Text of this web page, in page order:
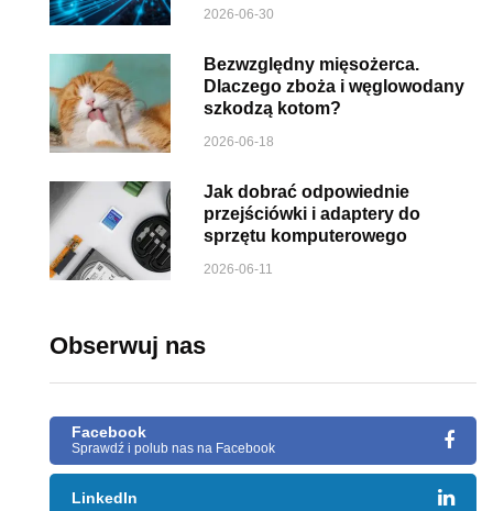
2026-06-30
Bezwzględny mięsożerca.
Dlaczego zboża i węglowodany
szkodzą kotom?
2026-06-18
Jak dobrać odpowiednie
przejściówki i adaptery do
sprzętu komputerowego
2026-06-11
Obserwuj nas
Facebook
Sprawdź i polub nas na Facebook
LinkedIn